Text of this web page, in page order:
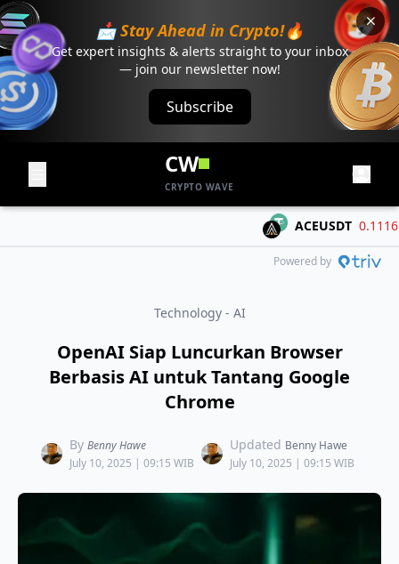
📩 Stay Ahead in Crypto!🔥
Get expert insights & alerts straight to your inbox
— join our newsletter now!
Subscribe
CW
CRYPTO WAVE
ACEUSDT 0.1116 -
Powered by
Technology - AI
OpenAI Siap Luncurkan Browser
Berbasis AI untuk Tantang Google
Chrome
By Benny Hawe
July 10, 2025 | 09:15 WIB
Updated Benny Hawe
July 10, 2025 | 09:15 WIB